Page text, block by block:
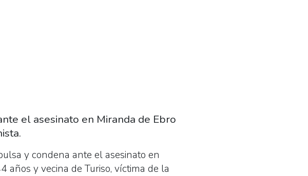
el asesinato en Miranda de Ebro
y condena ante el asesinato en
años y vecina de Turiso, víctima de la